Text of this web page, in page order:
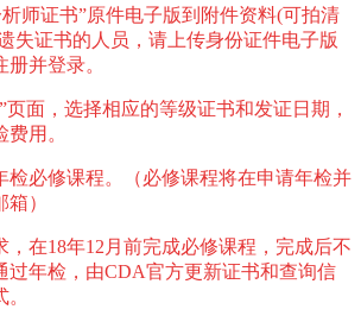
师证书”原件电子版到附件资料(可拍清
失证书的人 员 ， 请 上传身份证件电子版
册并登录。
”页面 ，选择相应的等级证书和发证日期，
费用。
检必修课程。（必修课程将在申请年检并
）
在18年12 月前完成必修课程 ，完成后不
过年检 ，由CDA官方更新证书和查询信